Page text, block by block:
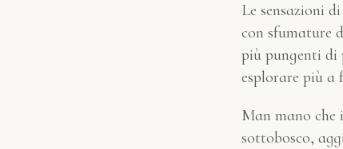
Le sensazioni
con sfumature
più pungenti di
esplorare più a
Man mano che
sottobosco,